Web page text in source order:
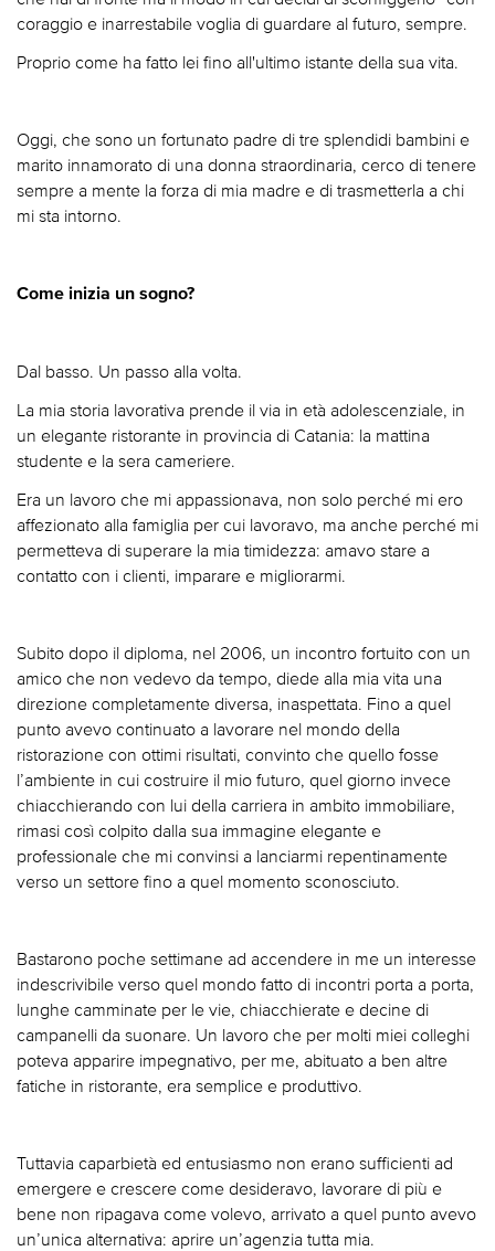
coraggio e inarrestabile voglia di guardare al futuro, sempre.
Proprio come ha fatto lei fino all'ultimo istante della sua vita.
Oggi, che sono un fortunato padre di tre splendidi bambini e
marito innamorato di una donna straordinaria, cerco di tenere
sempre a mente la forza di mia madre e di trasmetterla a chi
mi sta intorno.
Come inizia un sogno?
Dal basso. Un passo alla volta.
La mia storia lavorativa prende il via in età adolescenziale, in
un elegante ristorante in provincia di Catania: la mattina
studente e la sera cameriere.
Era un lavoro che mi appassionava, non solo perché mi ero
affezionato alla famiglia per cui lavoravo, ma anche perché mi
permetteva di superare la mia timidezza: amavo stare a
contatto con i clienti, imparare e migliorarmi.
Subito dopo il diploma, nel 2006, un incontro fortuito con un
amico che non vedevo da tempo, diede alla mia vita una
direzione completamente diversa, inaspettata. Fino a quel
punto avevo continuato a lavorare nel mondo della
ristorazione con ottimi risultati, convinto che quello fosse
l’ambiente in cui costruire il mio futuro, quel giorno invece
chiacchierando con lui della carriera in ambito immobiliare,
rimasi così colpito dalla sua immagine elegante e
professionale che mi convinsi a lanciarmi repentinamente
verso un settore fino a quel momento sconosciuto.
Bastarono poche settimane ad accendere in me un interesse
indescrivibile verso quel mondo fatto di incontri porta a porta,
lunghe camminate per le vie, chiacchierate e decine di
campanelli da suonare. Un lavoro che per molti miei colleghi
poteva apparire impegnativo, per me, abituato a ben altre
fatiche in ristorante, era semplice e produttivo.
Tuttavia caparbietà ed entusiasmo non erano sufficienti ad
emergere e crescere come desideravo, lavorare di più e
bene non ripagava come volevo, arrivato a quel punto avevo
un’unica alternativa: aprire un’agenzia tutta mia.